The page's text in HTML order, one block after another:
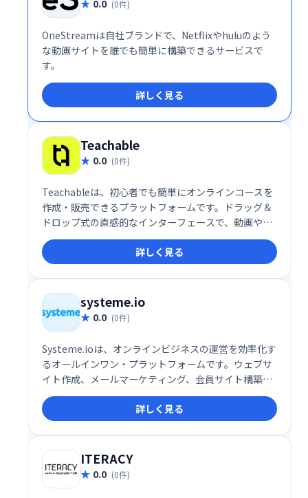
0.0 (0件)
OneStreamは自社ブランドで、Netflixやhuluのよう
な動画サイトを誰でも簡単に構築できるサービスで
す。
詳しく見る
Teachable
0.0 (0件)
Teachableは、初心者でも簡単にオンラインコースを
作成・販売できるプラットフォームです。ドラッグ＆
ドロップ式の直感的なインターフェースで、動画やク
イズなどを自由に組み込み、プロフェッショナルなコ
ースを制作できます。高い自由度と柔軟性を備え、幅
広い学習ニーズに対応します。多くの利用者に支持さ
れ、オンライン教育ビジネスを始める最適な選択肢で
す。
詳しく見る
systeme.io
0.0 (0件)
Systeme.ioは、オンラインビジネスの運営を効率化す
るオールインワン・プラットフォームです。ウェブサ
イト作成、メールマーケティング、会員サイト構築、
アフィリエイト機能など、ビジネスに必要なツールが
全て揃っています。30万人以上の起業家が利用し、そ
の信頼性を証明しています。規模や目的に関わらず、
オンラインビジネスの成長を強力にサポートします。
無料トライアルもご用意していますので、ぜひお試し
ください。
詳しく見る
ITERACY
0.0 (0件)